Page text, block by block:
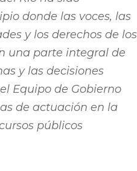
donde las voces, las
y los derechos de los
una parte integral de
y las decisiones
Equipo de Gobierno
de actuación en la
públicos